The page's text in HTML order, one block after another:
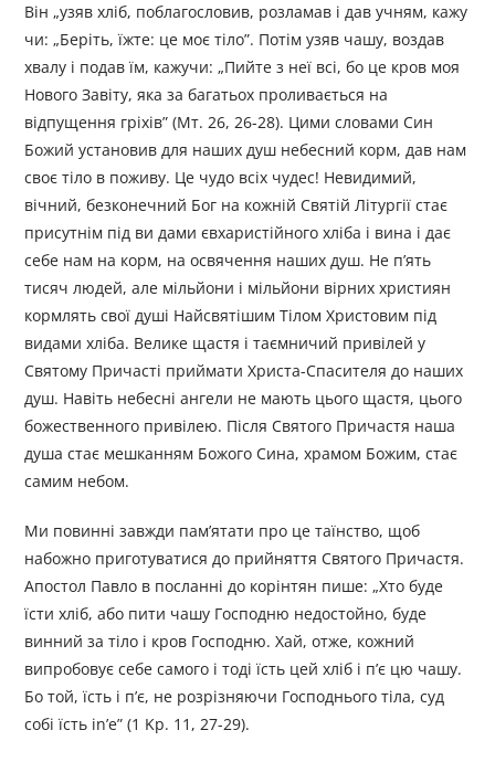
Він „узяв хліб, поблагословив, розламав і дав учням, кажу
чи: „Беріть, їжте: це моє тіло”. Потім узяв чашу, воздав
хвалу і подав їм, кажучи: „Пийте з неї всі, бо це кров моя
Нового Завіту, яка за багатьох проливається на
відпущення гріхів” (Мт. 26, 26-28). Цими словами Син
Божий установив для наших душ небесний корм, дав нам
своє тіло в поживу. Це чудо всіх чудес! Невидимий,
вічний, безконечний Бог на кожній Святій Літургії стає
присутнім під ви дами євхаристійного хліба і вина і дає
себе нам на корм, на освячення наших душ. Не п’ять
тисяч людей, але мільйони і мільйони вірних християн
кормлять свої душі Найсвятішим Тілом Христовим під
видами хліба. Велике щастя і таємничий привілей у
Святому Причасті приймати Христа-Спасителя до наших
душ. Навіть небесні ангели не мають цього щастя, цього
божественного привілею. Після Святого Причастя наша
душа стає мешканням Божого Сина, храмом Божим, стає
самим небом.
Ми повинні завжди пам’ятати про це таїнство, щоб
набожно приготуватися до прийняття Святого Причастя.
Апостол Павло в посланні до корінтян пише: „Хто буде
їсти хліб, або пити чашу Господню недостойно, буде
винний за тіло і кров Господню. Хай, отже, кожний
випробовує себе самого і тоді їсть цей хліб і п’є цю чашу.
Бо той, їсть і п’є, не розрізняючи Господнього тіла, суд
собі їсть in’e” (1 Kp. 11, 27-29).